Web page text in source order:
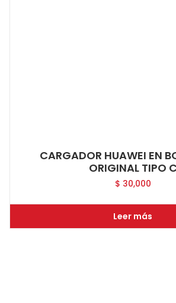
CARGADOR HUAWEI EN
ORIGINAL TIPO C
$ 30,000
Leer más